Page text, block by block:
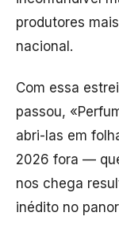
produtores
nacional.
Com essa
passou,
abri-las em
2026 fora —
nos chega
inédito no